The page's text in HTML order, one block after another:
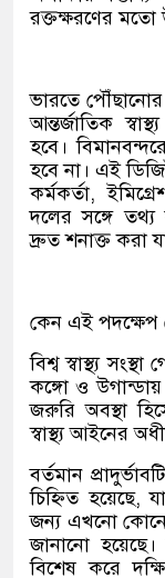
রক্তক্ষরণের মতো
ভারতে
আন্তর্জাতিক
হবে।
হবে না। এই
কর্মকর্তা,
দলের সঙ্গে তথ্য
দ্রুত শনাক্ত করা
কেন এই পদক্ষেপ
বিশ্ব স্বাস্থ্য
কঙ্গো ও উগান্ডায়
জরুরি অবস্থা
স্বাস্থ্য আইনের
বর্তমান
চিহ্নিত
জন্য এখনো কোনো
জানানো
বিশেষ করে